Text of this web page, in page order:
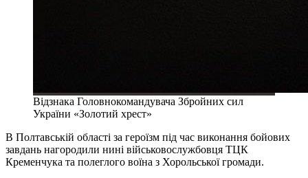
Відзнака Головнокомандувача Збройних сил
України «Золотий хрест»
В Полтавській області за героїзм під час виконання бойових
завдань нагородили нині військовослужбовця ТЦК
Кременчука та полеглого воїна з Хорольської громади.